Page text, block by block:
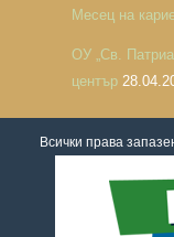
Месец на
ОУ „Св.
център
Всички права